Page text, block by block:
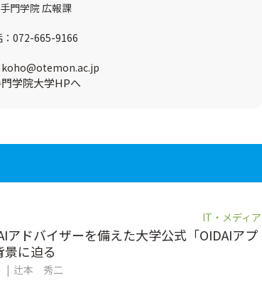
門学院 広報課
072-665-9166
koho@otemon.ac.jp
学院大学HPへ
IT・メディア
アドバイザーを備えた大学公式「OIDAIアプ
景に迫る
辻本 秀二